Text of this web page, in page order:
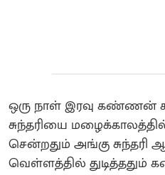
ஒரு நாள் இரவு கண்ணன்
சுந்தரியை
சென்றதும் அங்கு
வெள்ளத்தில் துடித்ததும்